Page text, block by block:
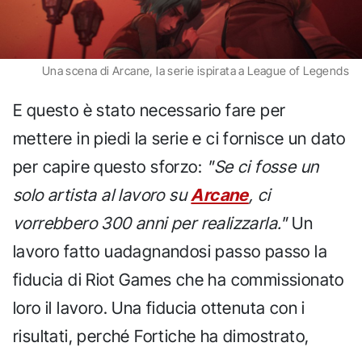
Una scena di Arcane, la serie ispirata a League of Legends
E questo è stato necessario fare per
mettere in piedi la serie e ci fornisce un dato
per capire questo sforzo: "Se ci fosse un
solo artista al lavoro suArcane, ci
vorrebbero 300 anni per realizzarla."Un
lavoro fatto uadagnandosi passo passo la
fiducia di Riot Games che ha commissionato
loro il lavoro. Una fiducia ottenuta con i
risultati, perché Fortiche ha dimostrato,